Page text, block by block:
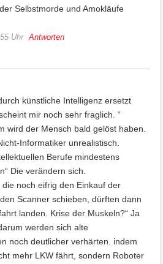
Selbstmorde und Amokläufe
Uhr Antworten
künstliche Intelligenz ersetzt
mir noch sehr fraglich. “
wird der Mensch bald gelöst haben.
Informatiker unrealistisch.
Berufe mindestens
Die verändern sich.
die noch eifrig den Einkauf der
Scanner schieben, dürften dann
landen. Krise der Muskeln?“ Ja
werden sich alte
noch deutlicher verhärten. indem
mehr LKW fährt, sondern Roboter